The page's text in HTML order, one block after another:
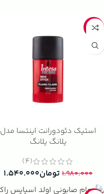
-22%
استیک دئودورانت اینتسا مدل
یلانگ یلانگ
(4)
۱.۹۸۰.۰۰۰ تومان۱.۵۴۰.۰۰۰